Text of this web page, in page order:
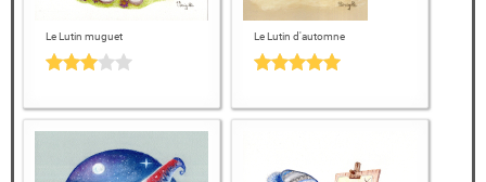
Le Lutin muguet Le Lutin d'automne